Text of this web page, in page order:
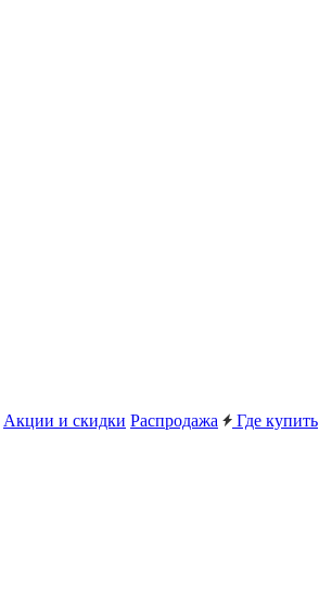
Акции и скидки Распродажа Где купить